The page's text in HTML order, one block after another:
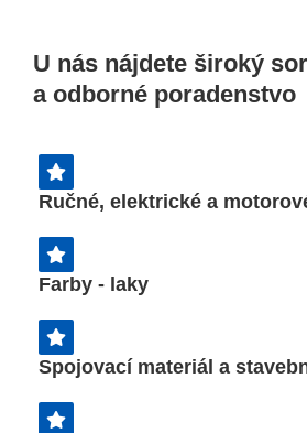
poľnohospodárske práce
technikou.
U nás nájdete široký
a odborné poradenstvo
Ručné, elektrické a
Farby - laky
Spojovací materiál a